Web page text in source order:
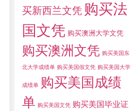
买新西兰文凭 购买法
国文凭 购买澳洲大学文凭
购买澳洲文凭 购买美国东
北大学成绩单 购买美国假文凭 购买美国大学
成绩单 购买美国成绩
单 购买美国文凭 购买美国毕业证